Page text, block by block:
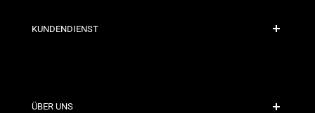
KUNDENDIENST
Kontakt
ÜBER UNS